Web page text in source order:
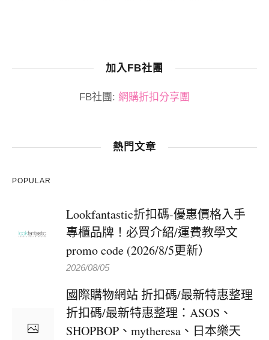
加入FB社團
FB社團: 網購折扣分享團
熱門文章
POPULAR
Lookfantastic折扣碼-優惠價格入手
專櫃品牌！必買介紹/運費教學文
promo code (2026/8/5更新）
2026/08/05
國際購物網站 折扣碼/最新特惠整理
折扣碼/最新特惠整理：ASOS、
SHOPBOP、mytheresa、日本樂天